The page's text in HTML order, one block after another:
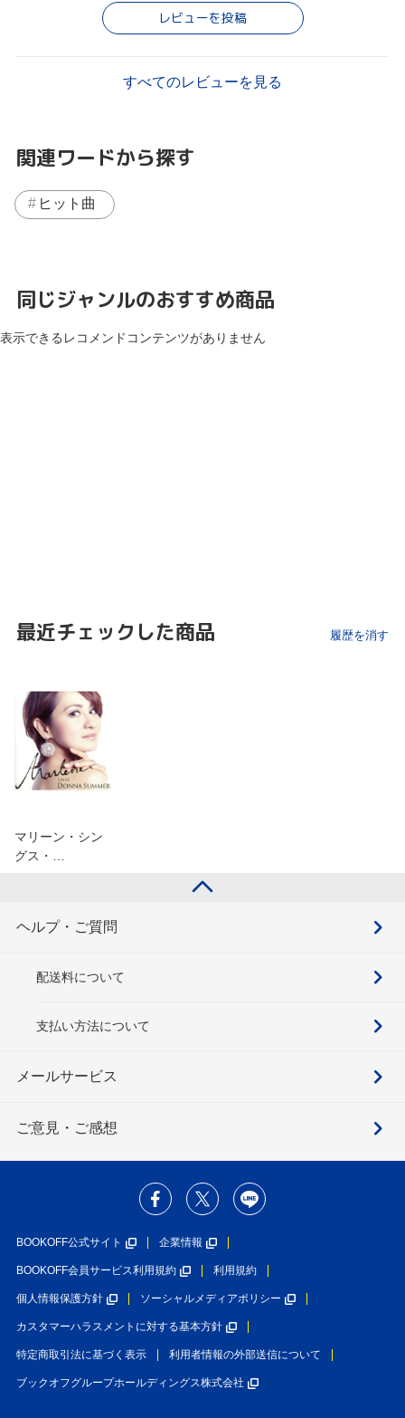
レビューを投稿
すべてのレビューを見る
関連ワードから探す
ヒット曲
同じジャンルのおすすめ商品
表示できるレコメンドコンテンツがありません
最近チェックした商品 履歴を消す
マリーン・シン
グス・…
ヘルプ・ご質問
配送料について
支払い方法について
メールサービス
ご意見・ご感想
BOOKOFF公式サイト 企業情報
BOOKOFF会員サービス利用規約 利用規約
個人情報保護方針 ソーシャルメディアポリシー
カスタマーハラスメントに対する基本方針
特定商取引法に基づく表示 利用者情報の外部送信について
ブックオフグループホールディングス株式会社